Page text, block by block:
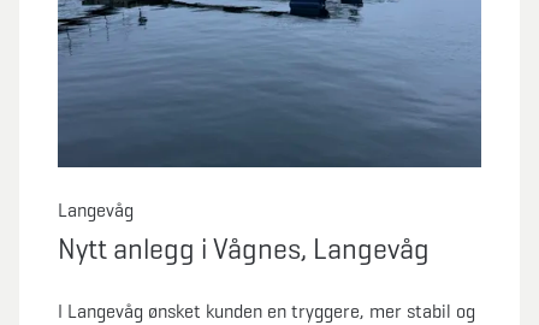
Langevåg
Nytt anlegg i Vågnes, Langevåg
I Langevåg ønsket kunden en tryggere, mer stabil og